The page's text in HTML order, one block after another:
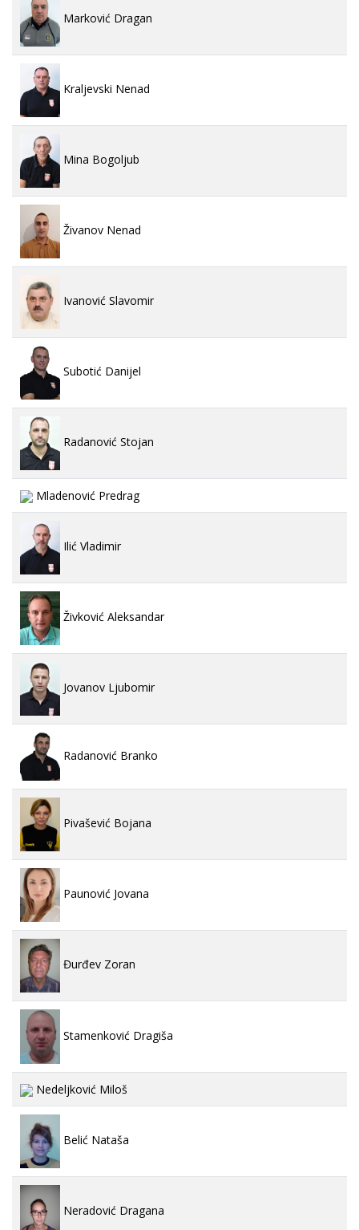
Marković Dragan
Kraljevski Nenad
Mina Bogoljub
Živanov Nenad
Ivanović Slavomir
Subotić Danijel
Radanović Stojan
Mladenović Predrag
Ilić Vladimir
Živković Aleksandar
Jovanov Ljubomir
Radanović Branko
Pivašević Bojana
Paunović Jovana
Đurđev Zoran
Stamenković Dragiša
Nedeljković Miloš
Belić Nataša
Neradović Dragana